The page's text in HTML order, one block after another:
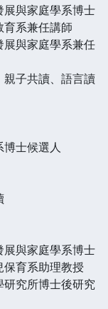
與家庭學系博士
系兼任講師
與家庭學系兼任
子共讀、語言讀
士候選人
與家庭學系博士
育系助理教授
究所博士後研究